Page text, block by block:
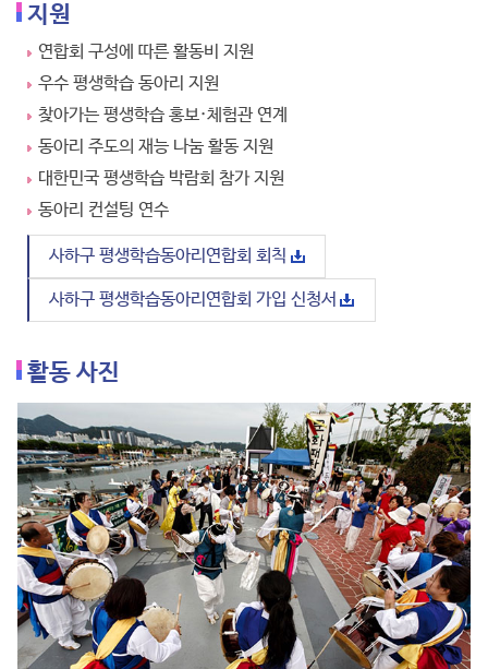
지원
연합회 구성에 따른 활동비 지원
우수 평생학습 동아리 지원
찾아가는 평생학습 홍보·체험관 연계
동아리 주도의 재능 나눔 활동 지원
대한민국 평생학습 박람회 참가 지원
동아리 컨설팅 연수
사하구 평생학습동아리연합회 회칙
사하구 평생학습동아리연합회 가입 신청서
활동 사진